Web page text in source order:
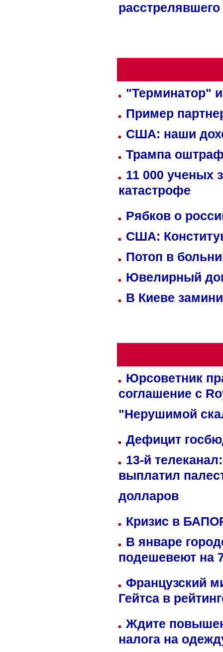
"Терминатор"
Пример
США: наши
Трампа
11 000 ученых
катастрофе
Рябков о
США:
Потоп в
Ювелирный
В Киеве
Юрсоветник
соглашение с
"Нерушимой
Дефицит
13-й
выплатил
долларов
Кризис в
В январе
подешевеют на
Французский
Гейтса в
Ждите
налога на